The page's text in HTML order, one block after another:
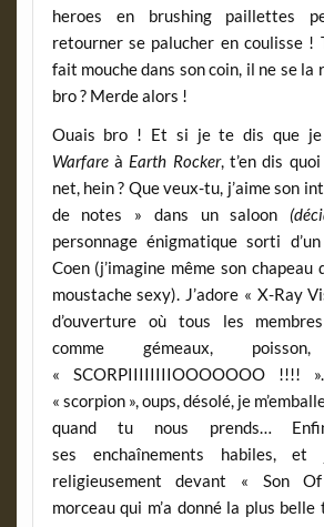
heroes en brushing paillettes
retourner se palucher en coulisse !
fait mouche dans son coin, il ne se la
bro ? Merde alors !
Ouais bro ! Et si je te dis que je
Warfareà Earth Rocker, t’en dis
net, hein ? Que veux-tu, j’aime son
de notes » dans un saloon
personnage énigmatique sorti
Coen (j’imagine même son chapeau
moustache sexy). J’adore « X-Ray
d’ouverture où tous les
comme gémeaux,
« SCORPIIIIIIIIOOOOOOO !!!!
« scorpion », oups, désolé, je
quand tu nous prends…
ses enchaînements habiles, et
religieusement devant « Son
morceau qui m’a donné la plus belle